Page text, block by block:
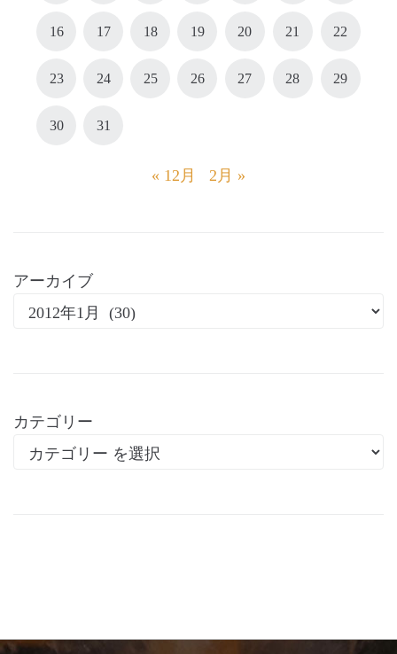
16 17 18 19 20 21 22
23 24 25 26 27 28 29
30 31
« 12月 2月 »
アーカイブ
カテゴリー